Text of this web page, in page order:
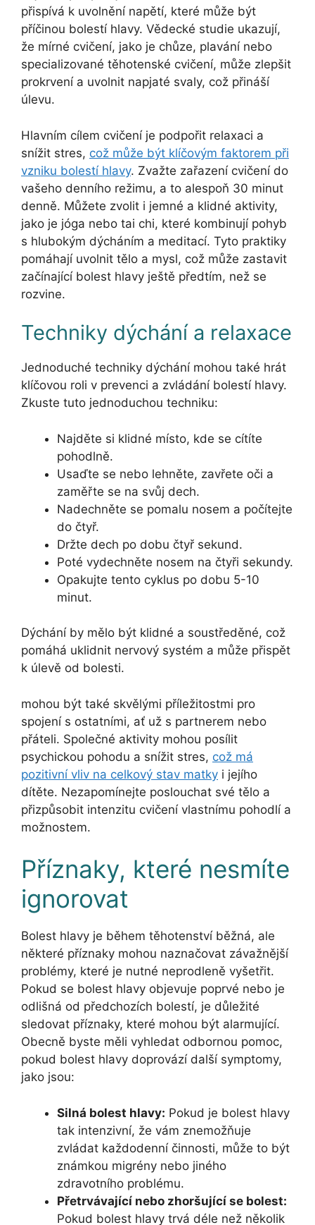
přispívá k uvolnění napětí, které může být
příčinou bolestí hlavy. Vědecké studie ukazují,
že mírné cvičení, jako je chůze, plavání nebo
specializované těhotenské cvičení, může zlepšit
prokrvení a uvolnit napjaté svaly, což přináší
úlevu.
Hlavním cílem cvičení je podpořit relaxaci a
snížit stres, což může být klíčovým faktorem při
vzniku bolestí hlavy. Zvažte zařazení cvičení do
vašeho denního režimu, a to alespoň 30 minut
denně. Můžete zvolit i jemné a klidné aktivity,
jako je jóga nebo tai chi, které kombinují pohyb
s hlubokým dýcháním a meditací. Tyto praktiky
pomáhají uvolnit tělo a mysl, což může zastavit
začínající bolest hlavy ještě předtím, než se
rozvine.
Techniky dýchání a relaxace
Jednoduché techniky dýchání mohou také hrát
klíčovou roli v prevenci a zvládání bolestí hlavy.
Zkuste tuto jednoduchou techniku:
Najděte si klidné místo, kde se cítíte
pohodlně.
Usaďte se nebo lehněte, zavřete oči a
zaměřte se na svůj dech.
Nadechněte se pomalu nosem a počítejte
do čtyř.
Držte dech po dobu čtyř sekund.
Poté vydechněte nosem na čtyři sekundy.
Opakujte tento cyklus po dobu 5-10
minut.
Dýchání by mělo být klidné a soustředěné, což
pomáhá uklidnit nervový systém a může přispět
k úlevě od bolesti.
mohou být také skvělými příležitostmi pro
spojení s ostatními, ať už s partnerem nebo
přáteli. Společné aktivity mohou posílit
psychickou pohodu a snížit stres, což má
pozitivní vliv na celkový stav matky i jejího
dítěte. Nezapomínejte poslouchat své tělo a
přizpůsobit intenzitu cvičení vlastnímu pohodlí a
možnostem.
Příznaky, které nesmíte
ignorovat
Bolest hlavy je během těhotenství běžná, ale
některé příznaky mohou naznačovat závažnější
problémy, které je nutné neprodleně vyšetřit.
Pokud se bolest hlavy objevuje poprvé nebo je
odlišná od předchozích bolestí, je důležité
sledovat příznaky, které mohou být alarmující.
Obecně byste měli vyhledat odbornou pomoc,
pokud bolest hlavy doprovází další symptomy,
jako jsou:
Silná bolest hlavy: Pokud je bolest hlavy
tak intenzivní, že vám znemožňuje
zvládat každodenní činnosti, může to být
známkou migrény nebo jiného
zdravotního problému.
Přetrvávající nebo zhoršující se bolest:
Pokud bolest hlavy trvá déle než několik